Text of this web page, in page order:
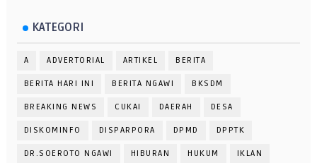
KATEGORI
A ADVERTORIAL ARTIKEL BERITA
BERITA HARI INI BERITA NGAWI BKSDM
BREAKING NEWS CUKAI DAERAH DESA
DISKOMINFO DISPARPORA DPMD DPPTK
DR.SOEROTO NGAWI HIBURAN HUKUM IKLAN